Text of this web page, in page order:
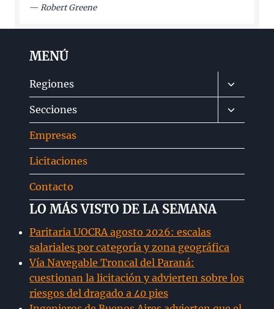
— Robert Greene
MENÚ
Regiones
Alternar
menú
hijo
Secciones
Alternar
menú
Empresas
Licitaciones
Contacto
LO MÁS VISTO DE LA SEMANA
Paritaria UOCRA agosto 2026: escalas
salariales por categoría y zona geográfica
Vía Navegable Troncal del Paraná:
cuestionan la licitación y advierten sobre los
riesgos del dragado a 40 pies